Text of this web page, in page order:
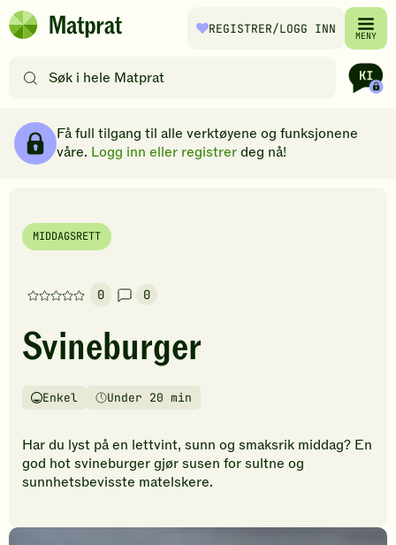
Hopp til hovedinnhold
Matprat
REGISTRER/LOGG INN MENY
etter
filtre
Få full tilgang til alle verktøyene og funksjonene
våre. Logg inn eller registrerdeg nå!
MIDDAGSRETT
0
Denne
har
foreløpig
vurderinger.
den
første
til
0
Svineburger
Vanskelighetsgrad
Enkel
TilberedningstidUnder 20 min
Har du lyst på en lettvint, sunn og smaksrik middag? En
god hot svineburger gjør susen for sultne og
sunnhetsbevisste matelskere.